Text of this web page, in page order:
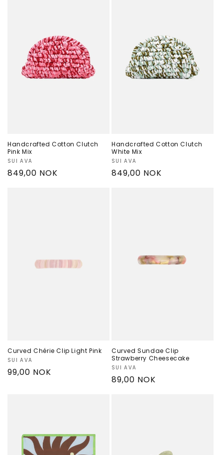
Handcrafted Cotton Clutch
Pink Mix
Selger:
SUI AVA
Vanlig
849,00 NOK
Handcrafted Cotton Clutch
White Mix
Selger:
SUI AVA
Vanlig
849,00 NOK
Curved Chérie Clip Light Pink
Selger:
SUI AVA
Vanlig
99,00 NOK
Curved Sundae Clip
Strawberry Cheesecake
Selger:
SUI AVA
Vanlig
89,00 NOK